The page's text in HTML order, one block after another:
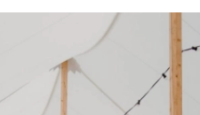
Kies je voor een kadertent,
De mogelijkheden om een
zijn tegenwoordig eindeloos.
qua opmetingen, plaatsing en
voor tentenverhuur aan het
van tentenverhuur vind je de
op jouw huwelijk of evenement